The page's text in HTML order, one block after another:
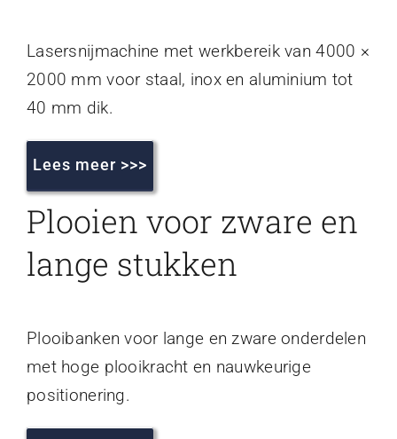
Lasersnijmachine met werkbereik van 4000 ×
2000 mm voor staal, inox en aluminium tot
40 mm dik.
Lees meer >>>
Plooien voor zware en
lange stukken
Plooibanken voor lange en zware onderdelen
met hoge plooikracht en nauwkeurige
positionering.